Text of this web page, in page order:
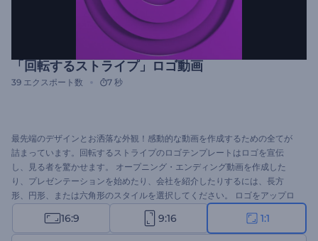
「回転するストライプ」ロゴ動画
39 エクスポート数 7 秒
最先端のデザインとお洒落な外観！感動的な動画を作成するための全てが
詰まっています。回転するストライプのロゴテンプレートはロゴを宣伝
し、見る者を驚かせます。 オープニング・エンディング動画を作成した
り、プレゼンテーションを始めたり、会社を紹介したりするには、長方
形、円形、または六角形のスタイルを選択してください。 ロゴをアップロ
ードし、適切なスタイルを選択し、音楽を追加して、すぐにユニークな動
画を作りましょう！
16:9 9:16 1:1